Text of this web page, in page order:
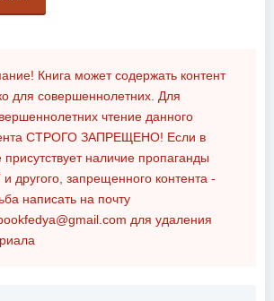
Книга может содержать контент
для совершеннолетних. Для
чтение данного
СТРОГО ЗАПРЕЩЕНО! Если в
присутствует наличие пропаганды
другого, запрещенного контента -
написать на почту
для удаления